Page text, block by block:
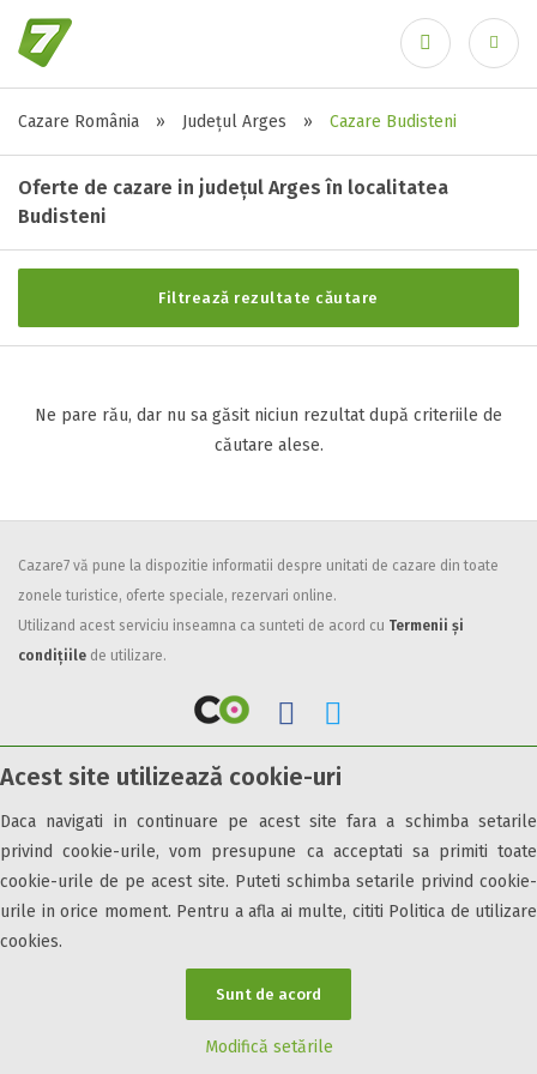
Acest site utilizează cookie-uri
Daca navigati in continuare pe acest site fara a schimba setarile
privind cookie-urile, vom presupune ca acceptati sa primiti toate
cookie-urile de pe acest site. Puteti schimba setarile privind cookie-
urile in orice moment. Pentru a afla ai multe, cititi Politica de utilizare
cookies.
Sunt de acord
Modifică setările
Cazare România » Județul Arges » Cazare Budisteni
Oferte de cazare in județul Arges în localitatea
Budisteni
Filtrează rezultate căutare
Stele / margarete
Neclasificat
1 stea / margareta
3 stele / margarete
4 stele / margarete
Selecteaza pretul
Facilități
Internet wireless
Parcare
All inclusive
Pensiune completa
Demipensiune
Mic dejun
Accepta animale
Accepta voucher vacanta
Acces persoane cu dizabilități
Ne pare rău, dar nu sa găsit niciun rezultat după criteriile de
căutare alese.
Cazare7 vă pune la dispozitie informatii despre unitati de cazare din toate
zonele turistice, oferte speciale, rezervari online.
Utilizand acest serviciu inseamna ca sunteti de acord cu Termenii și
condițiile de utilizare.
Obiective turistice Informații utile Parteneri Cazare7 Harta Cazare7